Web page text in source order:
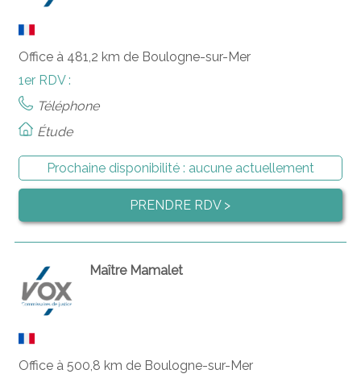
Office à 481,2 km de Boulogne-sur-Mer
1er RDV :
Téléphone
Étude
Prochaine disponibilité : aucune actuellement
PRENDRE RDV >
Maître Mamalet
Office à 500,8 km de Boulogne-sur-Mer